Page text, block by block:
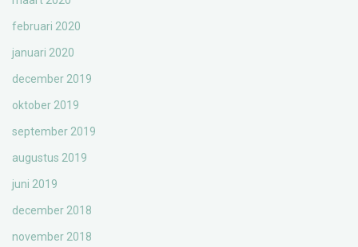
februari 2020
januari 2020
december 2019
oktober 2019
september 2019
augustus 2019
juni 2019
december 2018
november 2018